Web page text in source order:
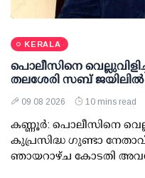
KERALA
പൊലീസിനെ
തലശേരി സബ് ജയിലില്‍
09 08 2026 10 mins read
കണ്ണൂര്‍: പൊലീസിനെ
കുപ്രസിദ്ധ ഗുണ്ടാ
ഞായറാഴ്ച കോടതി